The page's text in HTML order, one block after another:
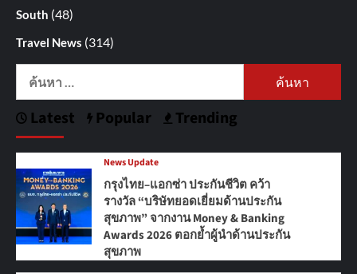
South (48)
Travel News (314)
ค้นหา
Latest Popular Trending
News Update
กรุงไทย–แอกซ่า ประกันชีวิต คว้า
รางวัล “บริษัทยอดเยี่ยมด้านประกัน
สุขภาพ” จากงาน Money & Banking
Awards 2026 ตอกย้ำผู้นำด้านประกัน
สุขภาพ